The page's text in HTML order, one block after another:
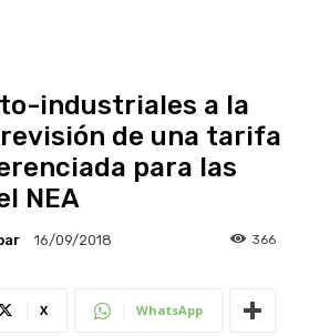
industriales a la
de una tarifa
para las
NEA
16/09/2018 366
X WhatsApp